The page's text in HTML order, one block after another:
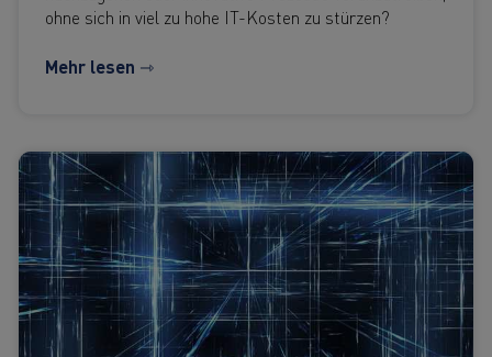
ohne sich in viel zu hohe IT-Kosten zu stürzen?
Mehr lesen ⇾